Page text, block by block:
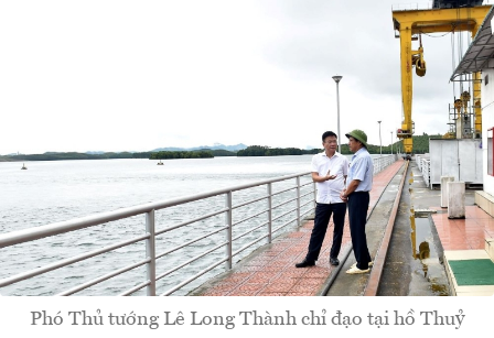
Phó Thủ tướng Lê Long Thành chỉ đạo tại hồ Thuỷ